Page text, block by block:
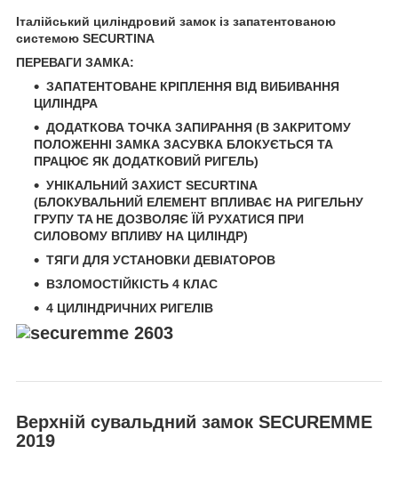
Італійський циліндровий замок із запатентованою
системою SECURTINA
ПЕРЕВАГИ ЗАМКА:
ЗАПАТЕНТОВАНЕ КРІПЛЕННЯ ВІД ВИБИВАННЯ
ЦИЛІНДРА
ДОДАТКОВА ТОЧКА ЗАПИРАННЯ (В ЗАКРИТОМУ
ПОЛОЖЕННІ ЗАМКА ЗАСУВКА БЛОКУЄТЬСЯ ТА
ПРАЦЮЄ ЯК ДОДАТКОВИЙ РИГЕЛЬ)
УНІКАЛЬНИЙ ЗАХИСТ SECURTINA
(БЛОКУВАЛЬНИЙ ЕЛЕМЕНТ ВПЛИВАЄ НА РИГЕЛЬНУ
ГРУПУ TA НЕ ДОЗВОЛЯЄ ЇЙ РУХАТИСЯ ПРИ
СИЛОВОМУ ВПЛИВУ НА ЦИЛІНДР)
ТЯГИ ДЛЯ УСТАНОВКИ ДЕВІАТОРОВ
ВЗЛОМОСТІЙКІСТЬ 4 КЛАС
4 ЦИЛІНДРИЧНИХ РИГЕЛІВ
Верхній сувальдний замок SECUREMME
2019